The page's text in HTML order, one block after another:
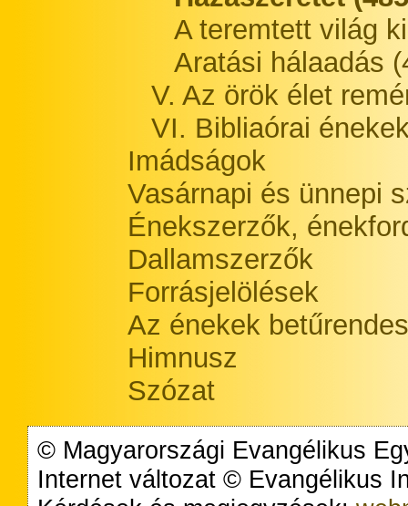
A teremtett világ
Aratási hálaadás
V. Az örök élet
VI. Bibliaórai
Imádságok
Vasárnapi és ünnepi
Énekszerzők,
Dallamszerzők
Forrásjelölések
Az énekek
Himnusz
Szózat
© Magyarországi Evangélikus
Internet változat © Evangélikus